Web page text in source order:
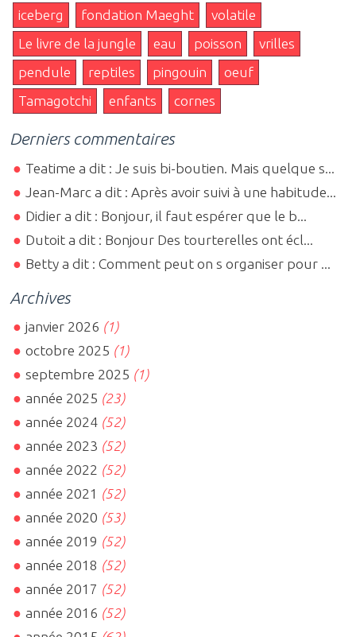
iceberg
fondation Maeght
volatile
Le livre de la jungle
eau poisson
vrilles
pendule
reptiles pingouin
oeuf
Tamagotchi
enfants cornes
Derniers commentaires
Teatime a dit : Je suis bi-boutien. Mais quelque s...
Jean-Marc a dit : Après avoir suivi à une habitude...
Didier a dit : Bonjour, il faut espérer que le b...
Dutoit a dit : Bonjour Des tourterelles ont écl...
Betty a dit : Comment peut on s organiser pour ...
Archives
janvier 2026 (1)
octobre 2025 (1)
septembre 2025 (1)
année 2025 (23)
année 2024 (52)
année 2023 (52)
année 2022 (52)
année 2021 (52)
année 2020 (53)
année 2019 (52)
année 2018 (52)
année 2017 (52)
année 2016 (52)